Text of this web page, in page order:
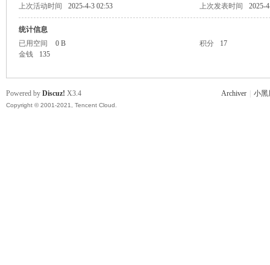
上次活动时间
2025-4-3 02:53 上次发表时间 2025-
统计信息
已用空间
0 B 积分
17
金钱
135
Archiver 小黑
Powered by Discuz! X3.4
Copyright © 2001-2021, Tencent Cloud.